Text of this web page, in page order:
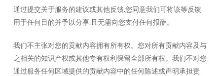
通过提交关于服务的建议或其他反馈,您同意我们可将该等反馈
用于任何目的并予以分享,且无需向您支付任何报酬。
我们不主张对您的贡献内容拥有所有权。您对所有贡献内容及与
之相关的知识产权或其他专有权利保留全部所有权。我们不对您
通过服务任何区域提供的贡献内容中的任何陈述或声明承担责